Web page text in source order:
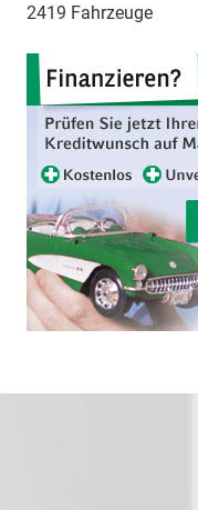
2419 Fahrzeuge